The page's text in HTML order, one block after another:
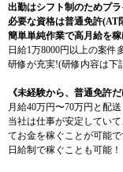
出勤はシフト制のためプ
必要な資格は普通免許(AT
簡単単純作業で高月給を稼
日給1万8000円以上の案件
研修が充実!(研修内容は下
《未経験から、普通免許
月給40万円〜70万円と配
当社は仕事が安定してい
てお金を稼ぐことが可能で
日給制で稼ぐことも可能！